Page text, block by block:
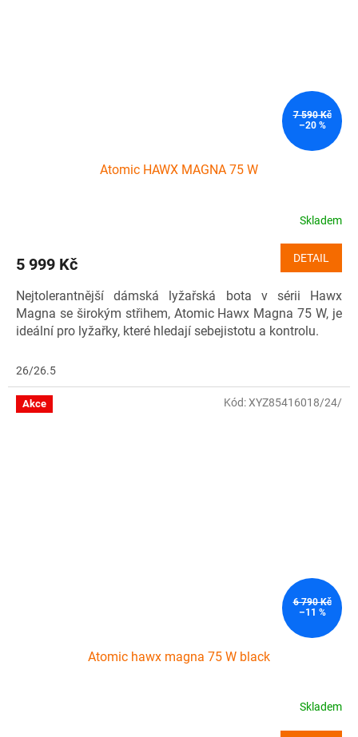
7 590 Kč
–20 %
Atomic HAWX MAGNA 75 W
Skladem
5 999 Kč DETAIL
Nejtolerantnější dámská lyžařská bota v sérii Hawx
Magna se širokým střihem, Atomic Hawx Magna 75 W, je
ideální pro lyžařky, které hledají sebejistotu a kontrolu.
26/26.5
Akce
6 790 Kč
–11 %
Atomic hawx magna 75 W black
Skladem
Kód:XYZ85416018/24/